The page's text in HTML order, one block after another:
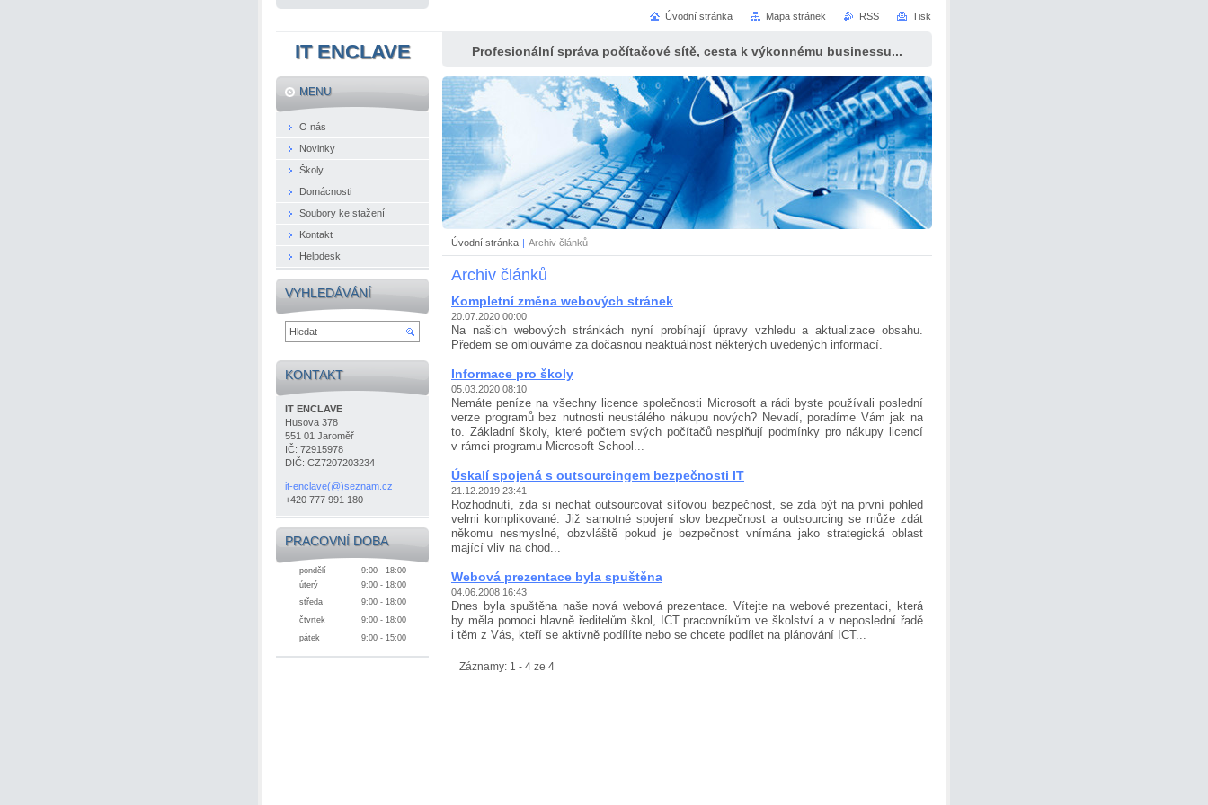
IT ENCLAVE Profesionální správa počítačové sítě, cesta k výkonnému businessu...
Úvodní stránka | Archiv článků
Archiv článků
Kompletní změna webových stránek
20.07.2020 00:00
Na našich webových stránkách nyní probíhají úpravy vzhledu a aktualizace obsahu.
Předem se omlouváme za dočasnou neaktuálnost některých uve­de­ných informací.
Informace pro školy
05.03.2020 08:10
Nemáte peníze na všechny licence společnosti Microsoft a rádi byste používali poslední
verze programů bez nutnosti neustálého nákupu nových? Nevadí, poradíme Vám jak na
to. Základní školy, které počtem svých počítačů nespl­ňují podmínky pro nákupy licencí
v rámci programu Microsoft School...
Úskalí spojená s outsourcingem bezpečnosti IT
21.12.2019 23:41
Rozhodnutí, zda si nechat outsourcovat síťovou bez­peč­nost, se zdá být na první pohled
velmi komplikované. Již samotné spojení slov bez­peč­nost a outsourcing se může zdát
někomu nesmyslné, obzvláště pokud je bezpečnost vnímána jako strategická oblast
mající vliv na chod...
Webová prezentace byla spuštěna
04.06.2008 16:43
Dnes byla spuštěna naše nová webová prezentace. Vítejte na webové prezentaci, která
by měla pomoci hlavně ředitelům škol, ICT pracov­níkům ve školství a v nepos­lední řadě
i těm z Vás, kteří se aktivně podílíte nebo se chcete podílet na plánování ICT...
Záznamy: 1 - 4 ze 4
MENU
O nás
Novinky
Školy
Domácnosti
Soubory ke stažení
Kontakt
Helpdesk
VYHLEDÁVÁNÍ
KONTAKT
IT ENCLAVE
Husova 378
551 01 Jaroměř
IČ: 72915978
DIČ: CZ7207203234
it-enclave(@)seznam.cz
+420 777 991 180
PRACOVNÍ DOBA
pondělí
9:00 - 18:00
úterý
9:00 - 18:00
středa
9:00 - 18:00
čtvrtek
9:00 - 18:00
pátek
9:00 - 15:00
Úvodní stránka Mapa stránek RSS Tisk